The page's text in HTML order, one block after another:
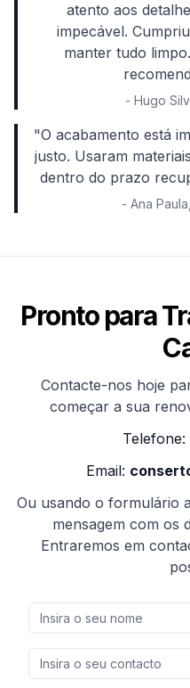
atento aos
impecável.
manter tudo
- Hugo
"O acabamento está
justo. Usaram
dentro do prazo
- Ana
Pronto para
Contacte-nos hoje
começar a sua
Telefone:
Email:
Ou usando o formulário
mensagem com os
Entraremos em